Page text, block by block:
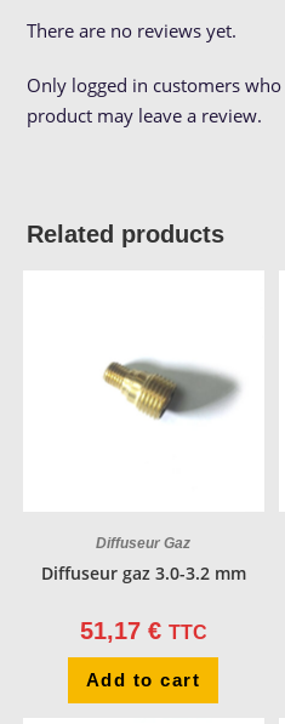
There are no reviews yet.
Only logged in customers
product may leave a review.
Related products
Diffuseur Gaz
Diffuseur gaz 3.0-3.2 mm
51,17 € TTC
Add to cart